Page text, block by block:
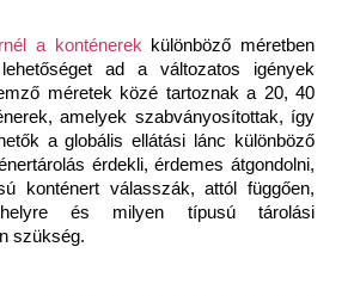
a konténerek
különböző méretben
ad a változatos igények
méretek közé tartoznak a 20, 40
amelyek szabványosítottak, így
a globális ellátási lánc különböző
érdekli, érdemes átgondolni,
konténert válasszák, attól függően,
és milyen típusú tárolási
szükség.